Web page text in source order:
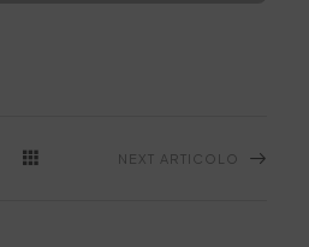
NEXT ARTICOLO